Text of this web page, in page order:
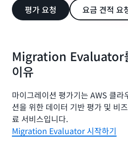
평가 요청 요금 견적 요
Migration Evaluator
이유
마이그레이션 평가기는 AWS 클라
션을 위한 데이터 기반 평가 및 비
료 서비스입니다.
Migration Evaluator 시작하기